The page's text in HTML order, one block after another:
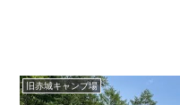
旧赤城キャンプ場